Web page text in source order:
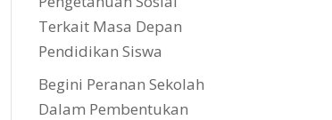
Terkait Masa Depan
Pendidikan Siswa
Begini Peranan Sekolah
Dalam Pembentukan